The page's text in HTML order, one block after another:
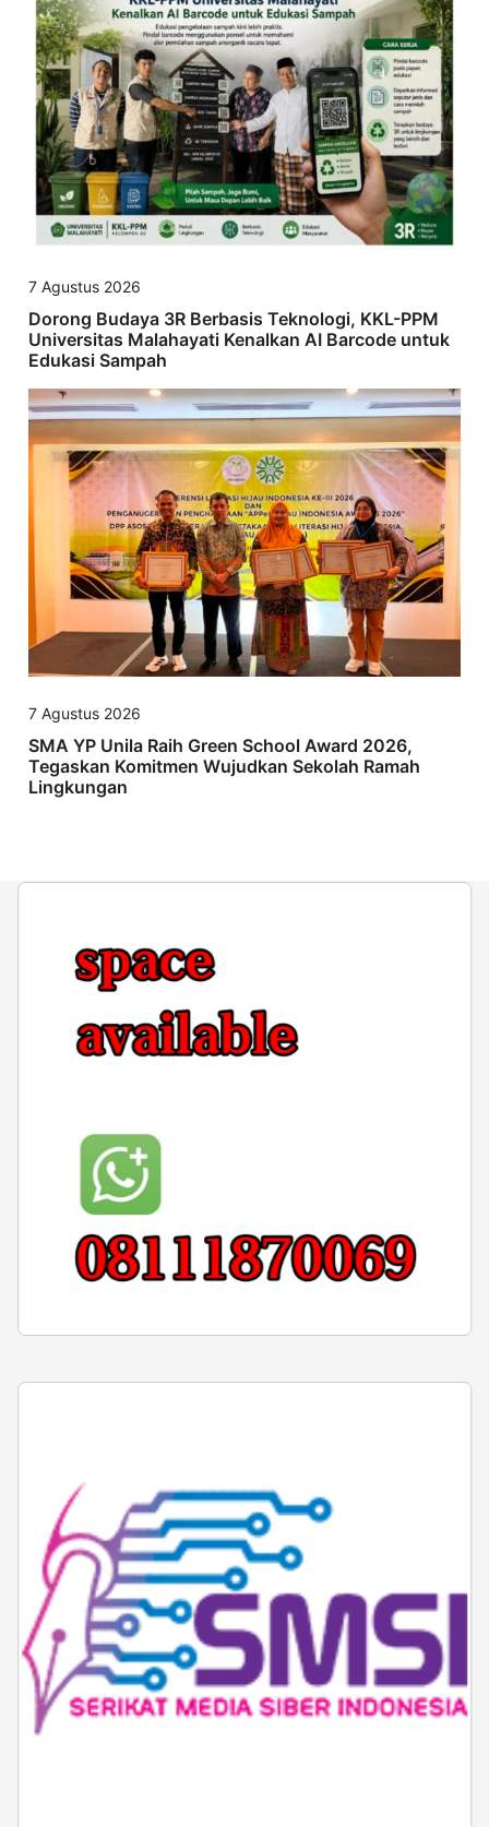
7 Agustus 2026
Dorong Budaya 3R Berbasis Teknologi, KKL-PPM
Universitas Malahayati Kenalkan AI Barcode untuk
Edukasi Sampah
7 Agustus 2026
SMA YP Unila Raih Green School Award 2026,
Tegaskan Komitmen Wujudkan Sekolah Ramah
Lingkungan